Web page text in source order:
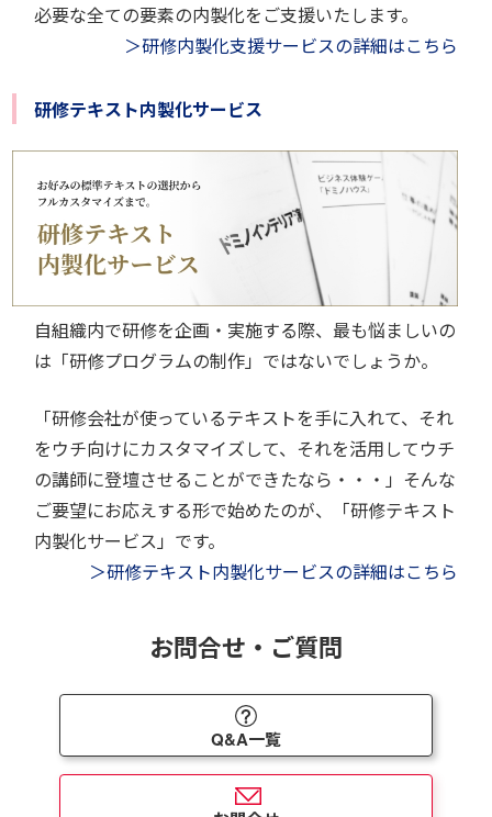
必要な全ての要素の内製化をご支援いたします。
＞研修内製化支援サービスの詳細はこちら
研修テキスト内製化サービス
自組織内で研修を企画・実施する際、最も悩ましいの
は「研修プログラムの制作」ではないでしょうか。
「研修会社が使っているテキストを手に入れて、それ
をウチ向けにカスタマイズして、それを活用してウチ
の講師に登壇させることができたなら・・・」そんな
ご要望にお応えする形で始めたのが、「研修テキスト
内製化サービス」です。
＞研修テキスト内製化サービスの詳細はこちら
お問合せ・ご質問
Q&A一覧